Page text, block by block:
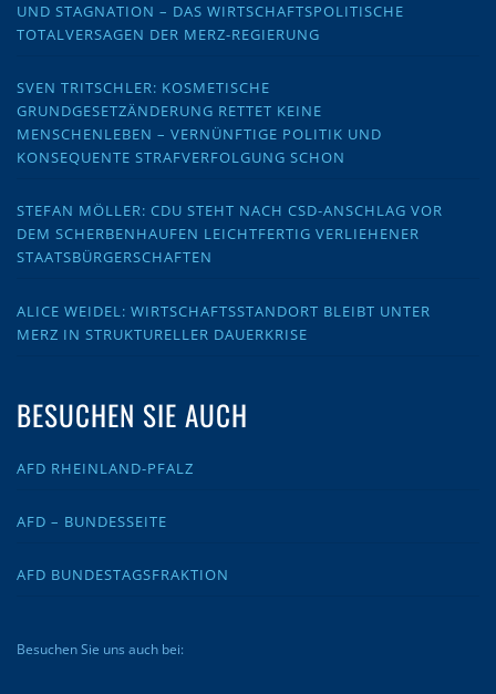
UND STAGNATION – DAS WIRTSCHAFTSPOLITISCHE
TOTALVERSAGEN DER MERZ-REGIERUNG
SVEN TRITSCHLER: KOSMETISCHE
GRUNDGESETZÄNDERUNG RETTET KEINE
MENSCHENLEBEN – VERNÜNFTIGE POLITIK UND
KONSEQUENTE STRAFVERFOLGUNG SCHON
STEFAN MÖLLER: CDU STEHT NACH CSD-ANSCHLAG VOR
DEM SCHERBENHAUFEN LEICHTFERTIG VERLIEHENER
STAATSBÜRGERSCHAFTEN
ALICE WEIDEL: WIRTSCHAFTSSTANDORT BLEIBT UNTER
MERZ IN STRUKTURELLER DAUERKRISE
BESUCHEN SIE AUCH
AFD RHEINLAND-PFALZ
AFD – BUNDESSEITE
AFD BUNDESTAGSFRAKTION
Besuchen Sie uns auch bei: